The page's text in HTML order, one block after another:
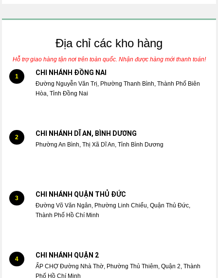
Địa chỉ các kho hàng
Hỗ trợ giao hàng tận nơi trên toàn quốc. Nhận được hàng mới thanh toán!
1 CHI NHÁNH ĐỒNG NAI
Đường Nguyễn Văn Trị, Phường Thanh Bình, Thành Phố Biên
Hòa, Tỉnh Đồng Nai
2 CHI NHÁNH DĨ AN, BÌNH DƯƠNG
Phường An Bình, Thị Xã Dĩ An, Tỉnh Bình Dương
3 CHI NHÁNH QUẬN THỦ ĐỨC
Đường Võ Văn Ngân, Phường Linh Chiểu, Quận Thủ Đức,
Thành Phố Hồ Chí Minh
4 CHI NHÁNH QUẬN 2
ẤP CHỢ Đường Nhà Thờ, Phường Thủ Thiêm, Quận 2, Thành
Phố Hồ Chí Minh